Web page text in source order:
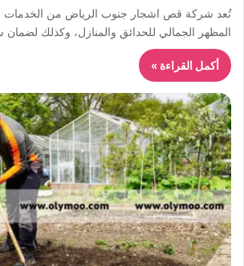
تُعد شركة قص اشجار جنوب الرياض من الخدمات
المظهر الجمالي للحدائق والمنازل، وكذلك
أكمل القراءة »